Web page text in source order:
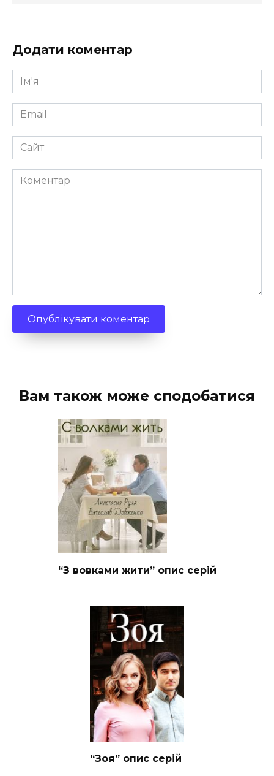
Додати коментар
Ім'я
*
Email
*
Сайт
Коментар
Вам також може сподобатися
“З вовками жити” опис серій
“Зоя” опис серій